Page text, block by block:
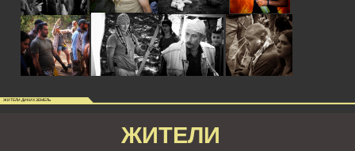
ЖИТЕЛИ ДИКИХ ЗЕМЕЛЬ
ЖИТЕЛИ